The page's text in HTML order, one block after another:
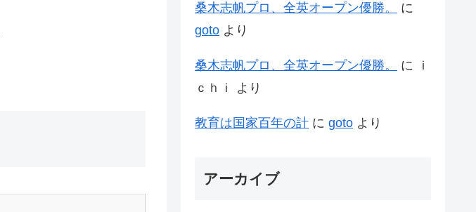
桑木志帆プロ、全英オープン優勝。
に
goto より
桑木志帆プロ、全英オープン優勝。 に
ｉ
ｃｈｉ
より
教育は国家百年の計 に goto より
アーカイブ